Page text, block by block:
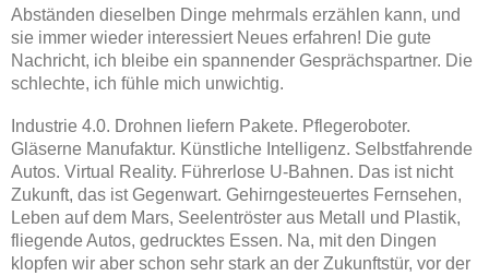
Abständen dieselben Dinge mehrmals erzählen kann, und
sie immer wieder interessiert Neues erfahren! Die gute
Nachricht, ich bleibe ein spannender Gesprächspartner. Die
schlechte, ich fühle mich unwichtig.
Industrie 4.0. Drohnen liefern Pakete. Pflegeroboter.
Gläserne Manufaktur. Künstliche Intelligenz. Selbstfahrende
Autos. Virtual Reality. Führerlose U-Bahnen. Das ist nicht
Zukunft, das ist Gegenwart. Gehirngesteuertes Fernsehen,
Leben auf dem Mars, Seelentröster aus Metall und Plastik,
fliegende Autos, gedrucktes Essen. Na, mit den Dingen
klopfen wir aber schon sehr stark an der Zukunftstür, vor der